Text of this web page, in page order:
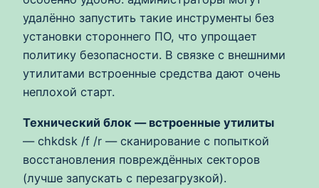
удалённо запустить такие инструменты без
установки стороннего ПО, что упрощает
политику безопасности. В связке с внешними
утилитами встроенные средства дают очень
неплохой старт.
Технический блок — встроенные утилиты
— chkdsk /f /r — сканирование с попыткой
восстановления повреждённых секторов
(лучше запускать с перезагрузкой).